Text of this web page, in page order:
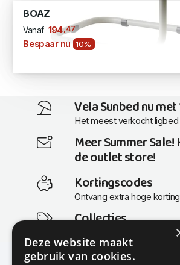
BOAZ
Vanaf 194,47
Bespaar nu 10%
Vela Sunbed nu
Het meest verkocht ligbed
Meer Summer
de outlet store!
Kortingscodes
Ontvang extra hoge
Collecties
Actuele en populaire
Deze website maakt
gebruik van cookies.